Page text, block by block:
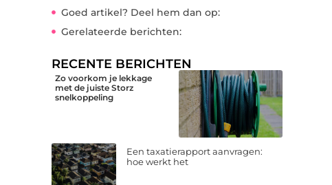
Goed artikel? Deel hem dan op:
Gerelateerde berichten:
RECENTE BERICHTEN
Zo voorkom je lekkage
met de juiste Storz
snelkoppeling
Een taxatierapport aanvragen:
hoe werkt het